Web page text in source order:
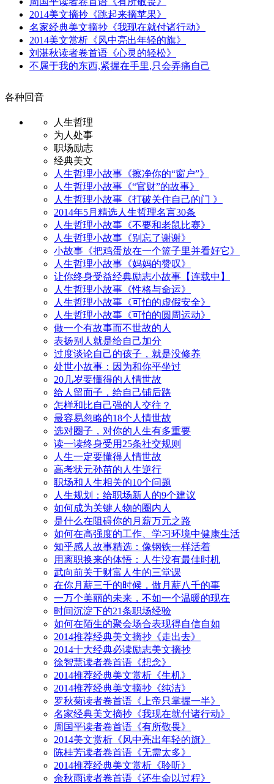
2014美文摘抄《跳起来摘苹果》
名家经典美文摘抄《我现在就付诸行动》
2014美文赏析《风中亮出年轻的旗》
刘湛秋读者卷首语《心灵的轻松》
不属于我的东西,紧握在手里,只会弄痛自己
各种回音
人生哲理
为人处事
职场励志
经典美文
人生哲理小故事《擦净你的“窗户”》
人生哲理小故事《“官财”的故事》
人生哲理小故事《打破关住自己的门 》
2014年5月精选人生哲理名言30条
人生哲理小故事《不要和老鼠比赛》
人生哲理小故事《别忘了谢谢》
小故事《把鸡蛋放在一个篮子里并看好它》
人生哲理小故事《妈妈的赞叹》
让你终身受益经典励志小故事【连载中】
人生哲理小故事《性格与命运》
人生哲理小故事《可怕的虚假安全》
人生哲理小故事《可怕的圆周运动》
做一个有故事而不世故的人
表扬别人就是给自己加分
过度谈论自己的孩子，就是没修养
处世小故事：因为和你平坐过
20几岁要懂得的人情世故
给人留面子，给自己铺后路
怎样和比自己强的人交往？
最容易忽略的18个人情世故
选对圈子，对你的人生有多重要
读一读终身受用25条社交规则
人生一定要懂得人情世故
高考状元孙苗的人生逆行
职场和人生相关的10个问题
人生规划：给职场新人的9个建议
如何成为关键人物的圈内人
是什么在阻碍你的月薪万元之路
如何在高强度的工作、学习环境中健康生活
知乎感人故事精选：像钢铁一样活着
用离职换来的体悟：人生没有最佳时机
武向前关于财富人生的三堂课
在你月薪三千的时候，做月薪八千的事
一万个美丽的未来，不如一个温暖的现在
时间沉淀下的21条职场经验
如何在陌生的聚会场合表现得自信自如
2014推荐经典美文摘抄《走出去》
2014十大经典必读励志美文摘抄
徐智慧读者卷首语《想念》
2014推荐经典美文赏析《生机》
2014推荐经典美文摘抄《纯洁》
罗秋菊读者卷首语《上帝只掌握一半》
名家经典美文摘抄《我现在就付诸行动》
周国平读者卷首语《有所敬畏》
2014美文赏析《风中亮出年轻的旗》
陈桂芳读者卷首语《无需太多》
2014推荐经典美文赏析《聆听》
余秋雨读者卷首语《还生命以过程》